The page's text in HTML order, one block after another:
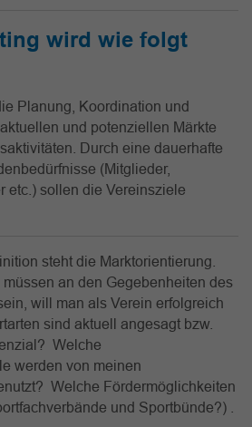
wird wie folgt
Planung, Koordination und
und potenziellen Märkte
Durch eine dauerhafte
(Mitglieder,
etc.) sollen die Vereinsziele
steht die Marktorientierung.
an den Gegebenheiten des
will man als Verein erfolgreich
sind aktuell angesagt bzw.
Welche
werden von meinen
Welche Fördermöglichkeiten
und Sportbünde?) .